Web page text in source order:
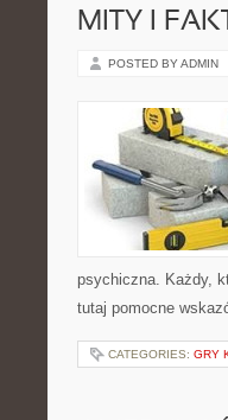
MITY I
POSTED BY ADMIN
psychiczna. Każdy,
tutaj pomocne
CATEGORIES: GRY